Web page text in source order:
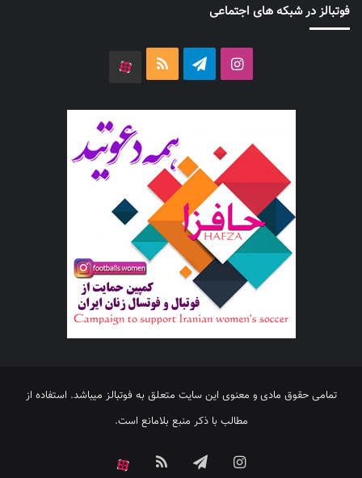
فوتبالز در شبکه های اجتماعی
اینستاگرامتلگرام خوراک
تمامی حقوق مادی و معنوی این سایت متعلق به فوتبالز میباشد. استفاده از
مطالب با ذکر منبع بلامانع است.
اینستاگرامتلگرام خوراک